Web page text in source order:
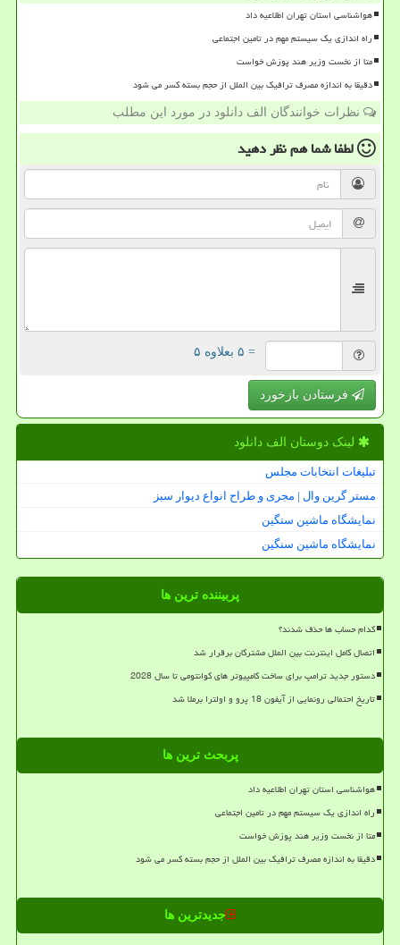
هواشناسی استان تهران اطلاعیه داد
راه اندازی یک سیستم مهم در تامین اجتماعی
متا از نخست وزیر هند پوزش خواست
دقیقا به اندازه مصرف ترافیک بین الملل از حجم بسته کسر می شود
نظرات خوانندگان الف دانلود در مورد این مطلب
لطفا شما همنظر دهید
= ۵ بعلاوه ۵
فرستادن بازخورد
لینک دوستان الف دانلود
تبلیغات انتخابات مجلس
مستر گرین وال | مجری و طراح انواع دیوار سبز
نمایشگاه ماشین سنگین
نمایشگاه ماشین سنگین
پربیننده ترین ها
کدام حساب ها حذف شدند؟
اتصال کامل اینترنت بین الملل مشترکان برقرار شد
دستور جدید ترامپ برای ساخت کامپیوتر های کوانتومی تا سال 2028
تاریخ احتمالی رونمایی از آیفون 18 پرو و اولترا برملا شد
پربحث ترین ها
هواشناسی استان تهران اطلاعیه داد
راه اندازی یک سیستم مهم در تامین اجتماعی
متا از نخست وزیر هند پوزش خواست
دقیقا به اندازه مصرف ترافیک بین الملل از حجم بسته کسر می شود
جدیدترین ها